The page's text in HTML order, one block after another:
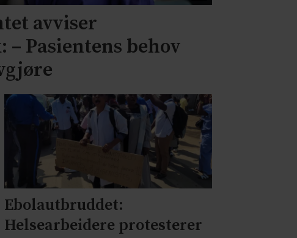
avviser
Pasientens behov
Ebolautbruddet:
Helsearbeidere protesterer